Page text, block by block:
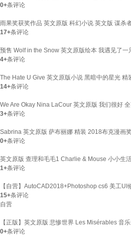
0+条评论
雨果奖获奖作品 英文原版 科幻小说 英文版 谋杀
17+条评论
预售 Wolf in the Snow 英文原版绘本 我遇见了
4+条评论
The Hate U Give 英文原版小说 黑暗中的星光
14+条评论
We Are Okay Nina LaCour 英文原版 我们很好
3+条评论
Sabrina 英文原版 萨布丽娜 精装 2018布克漫画
0+条评论
英文原版 查理和毛毛1 Charlie & Mouse 小小生
1+条评论
【自营】AutoCAD2018+Photoshop cs6 美工
15+条评论
自营
【正版】英文原版 悲惨世界 Les Misérables 音
0+条评论